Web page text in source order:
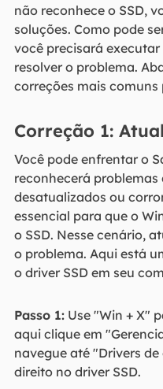
não reconhece o SSD,
soluções. Como pode
você precisará
resolver o problema.
correções mais comuns
Correção 1:
Você pode enfrentar o
reconhecerá problemas
desatualizados ou
essencial para que o
o SSD. Nesse cenário,
o problema. Aqui está
o driver SSD em seu
Passo 1:Use "Win + X"
aqui clique em
navegue até "Drivers
direito no driver SSD.